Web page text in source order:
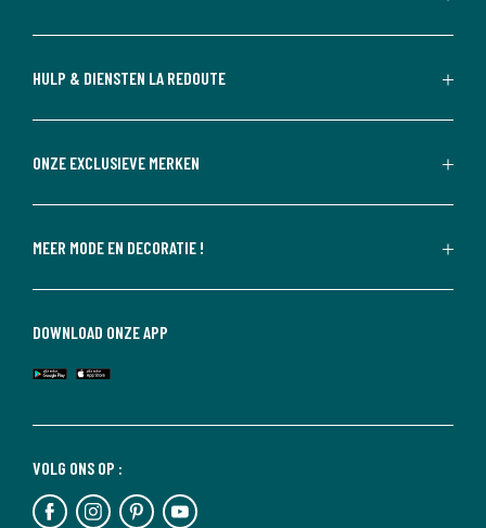
HULP & DIENSTEN LA REDOUTE
ONZE EXCLUSIEVE MERKEN
MEER MODE EN DECORATIE !
VOLG ONS OP :
DOWNLOAD ONZE APP